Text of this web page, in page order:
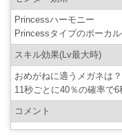
Princessハーモニー
Princessタイプのボーカ
スキル効果(Lv最大時)
おめがねに適うメガネは？
11秒ごとに40％の確率で
コメント